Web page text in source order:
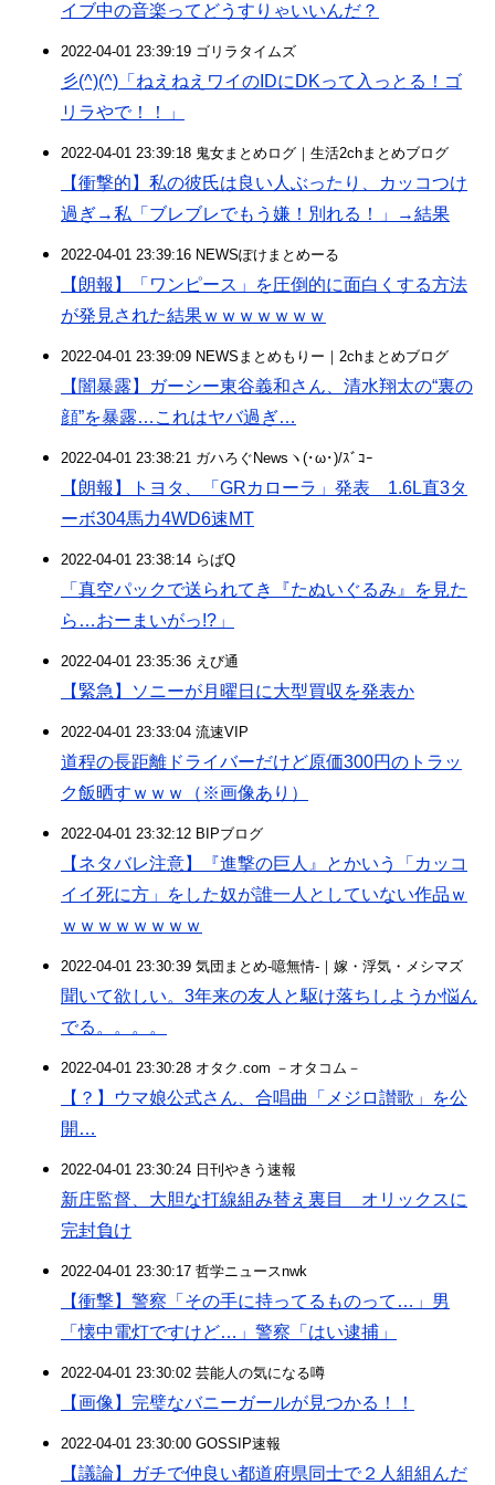
イブ中の音楽ってどうすりゃいいんだ？
2022-04-01 23:39:19 ゴリラタイムズ
彡(^)(^)「ねえねえワイのIDにDKって入っとる！ゴ
リラやで！！」
2022-04-01 23:39:18 鬼女まとめログ｜生活2chまとめブログ
【衝撃的】私の彼氏は良い人ぶったり、カッコつけ
過ぎ→私「ブレブレでもう嫌！別れる！」→結果
2022-04-01 23:39:16 NEWSぽけまとめーる
【朗報】「ワンピース」を圧倒的に面白くする方法
が発見された結果ｗｗｗｗｗｗｗ
2022-04-01 23:39:09 NEWSまとめもりー｜2chまとめブログ
【闇暴露】ガーシー東谷義和さん、清水翔太の“裏の
顔”を暴露…これはヤバ過ぎ…
2022-04-01 23:38:21 ガハろぐNewsヽ(･ω･)/ｽﾞｺｰ
【朗報】トヨタ、「GRカローラ」発表 1.6L直3タ
ーボ304馬力4WD6速MT
2022-04-01 23:38:14 らばQ
「真空パックで送られてき『たぬいぐるみ』を見た
ら…おーまいがっ!?」
2022-04-01 23:35:36 えび通
【緊急】ソニーが月曜日に大型買収を発表か
2022-04-01 23:33:04 流速VIP
道程の長距離ドライバーだけど原価300円のトラッ
ク飯晒すｗｗｗ（※画像あり）
2022-04-01 23:32:12 BIPブログ
【ネタバレ注意】『進撃の巨人』とかいう「カッコ
イイ死に方」をした奴が誰一人としていない作品ｗ
ｗｗｗｗｗｗｗｗ
2022-04-01 23:30:39 気団まとめ-噫無情-｜嫁・浮気・メシマズ
聞いて欲しい。3年来の友人と駆け落ちしようか悩ん
でる。。。。
2022-04-01 23:30:28 オタク.com －オタコム－
【？】ウマ娘公式さん、合唱曲「メジロ讃歌」を公
開…
2022-04-01 23:30:24 日刊やきう速報
新庄監督、大胆な打線組み替え裏目 オリックスに
完封負け
2022-04-01 23:30:17 哲学ニュースnwk
【衝撃】警察「その手に持ってるものって…」男
「懐中電灯ですけど…」警察「はい逮捕」
2022-04-01 23:30:02 芸能人の気になる噂
【画像】完璧なバニーガールが見つかる！！
2022-04-01 23:30:00 GOSSIP速報
【議論】ガチで仲良い都道府県同士で２人組組んだ